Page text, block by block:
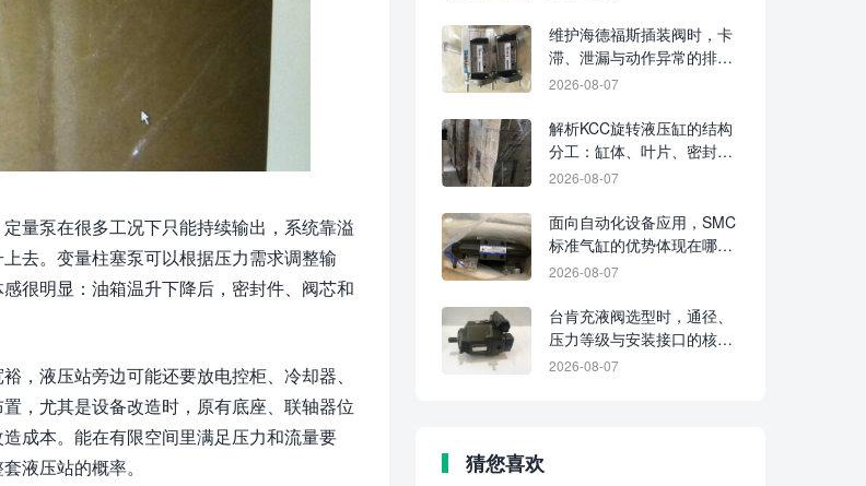
量泵在很多工况下只能持续输出，系统靠溢
去。变量柱塞泵可以根据压力需求调整输
很明显：油箱温升下降后，密封件、阀芯和
，液压站旁边可能还要放电控柜、冷却器、
，尤其是设备改造时，原有底座、联轴器位
成本。能在有限空间里满足压力和流量要
液压站的概率。
维护海德福斯插装阀时，卡
滞、泄漏与动作异常的排查
要点
2026-08-07
解析KCC旋转液压缸的结构
分工：缸体、叶片、密封与
输出轴各起什么作用
2026-08-07
面向自动化设备应用，SMC
标准气缸的优势体现在哪些
方面？
2026-08-07
台肯充液阀选型时，通径、
压力等级与安装接口的核对
方法
2026-08-07
猜您喜欢